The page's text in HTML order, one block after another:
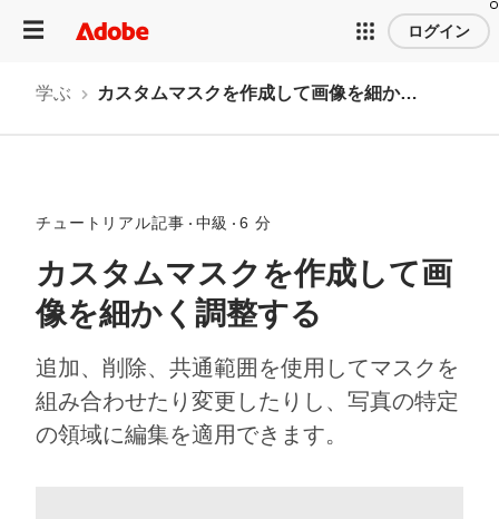
ログイン
学ぶ カスタムマスクを作成して画像を細かく調整する
チュートリアル記事 中級 6 分
カスタムマスクを作成して画
像を細かく調整する
追加、削除、共通範囲を使用してマスクを
組み合わせたり変更したりし、写真の特定
の領域に編集を適用できます。